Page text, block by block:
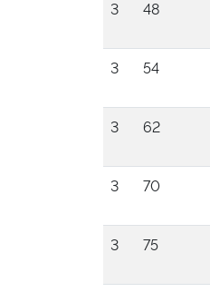
3
48
3
54
3
62
3
70
3
75